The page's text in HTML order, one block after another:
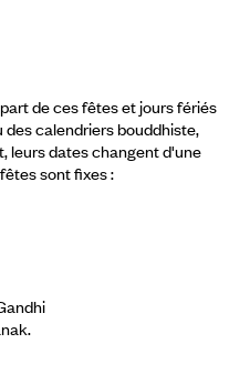
de ces fêtes et jours fériés
calendriers bouddhiste,
leurs dates changent d'une
sont fixes :